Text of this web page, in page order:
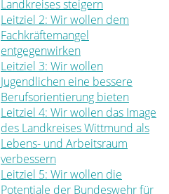
Landkreises steigern
Leitziel 2: Wir wollen dem
Fachkräftemangel
entgegenwirken
Leitziel 3: Wir wollen
Jugendlichen eine bessere
Berufsorientierung bieten
Leitziel 4: Wir wollen das Image
des Landkreises Wittmund als
Lebens- und Arbeitsraum
verbessern
Leitziel 5: Wir wollen die
Potentiale der Bundeswehr für